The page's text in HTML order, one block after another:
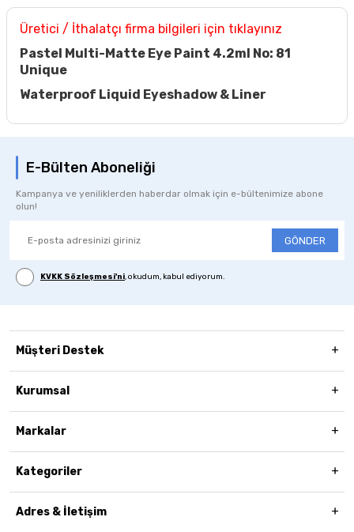
Üretici / İthalatçı firma bilgileri için tıklayınız
Pastel Multi-Matte Eye Paint 4.2ml No: 81
Unique
Waterproof Liquid Eyeshadow & Liner
E-Bülten Aboneliği
Kampanya ve yeniliklerden haberdar olmak için e-bültenimize abone
olun!
GÖNDER
KVKK Sözleşmesi'ni, okudum, kabul ediyorum.
Müşteri Destek
Kurumsal
Markalar
Kategoriler
Adres & İletişim